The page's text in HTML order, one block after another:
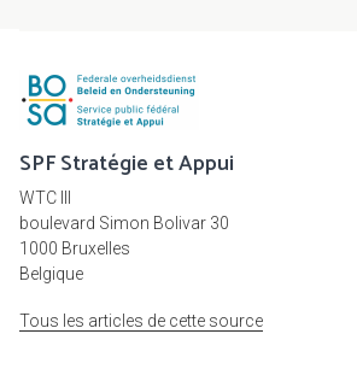
SPF Stratégie et Appui
WTC III
boulevard Simon Bolivar 30
1000 Bruxelles
Belgique
Tous les articles de cette source